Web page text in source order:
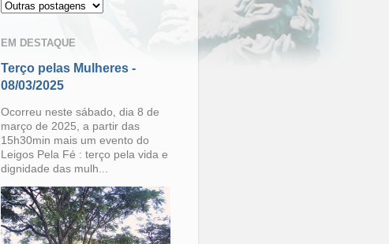
EM DESTAQUE
Terço pelas Mulheres -
08/03/2025
Ocorreu neste sábado, dia 8 de
março de 2025, a partir das
15h30min mais um evento do
Leigos Pela Fé : terço pela vida e
dignidade das mulh...